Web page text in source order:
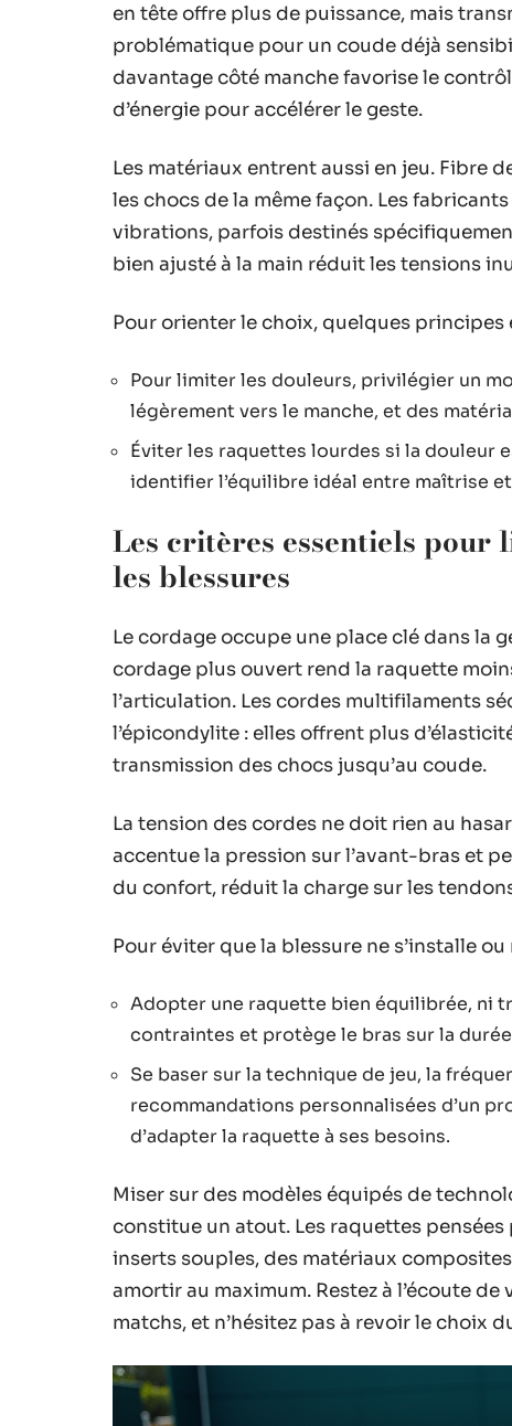
en tête offre plus de puissance, mais
problématique pour un coude déjà
davantage côté manche favorise le
d’énergie pour accélérer le geste.
Les matériaux entrent aussi en jeu. Fibre
les chocs de la même façon. Les
vibrations, parfois destinés
bien ajusté à la main réduit les tensions
Pour orienter le choix, quelques principes
Pour limiter les douleurs, privilégier un
légèrement vers le manche, et des
Éviter les raquettes lourdes si la douleur
identifier l’équilibre idéal entre maîtrise
Les critères essentiels
les blessures
Le cordage occupe une place clé dans la
cordage plus ouvert rend la raquette
l’articulation. Les cordes multifilaments
l’épicondylite : elles offrent plus
transmission des chocs jusqu’au coude.
La tension des cordes ne doit rien au
accentue la pression sur l’avant-bras et
du confort, réduit la charge sur les
Pour éviter que la blessure ne s’installe
Adopter une raquette bien équilibrée, ni
contraintes et protège le bras sur la
Se baser sur la technique de jeu, la
recommandations personnalisées d’un
d’adapter la raquette à ses besoins.
Miser sur des modèles équipés de
constitue un atout. Les raquettes
inserts souples, des matériaux
amortir au maximum. Restez à l’écoute
matchs, et n’hésitez pas à revoir le choix